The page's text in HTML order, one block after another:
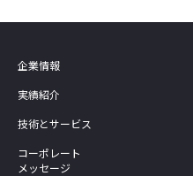
企業情報
実績紹介
技術とサービス
コーポレート
メッセージ